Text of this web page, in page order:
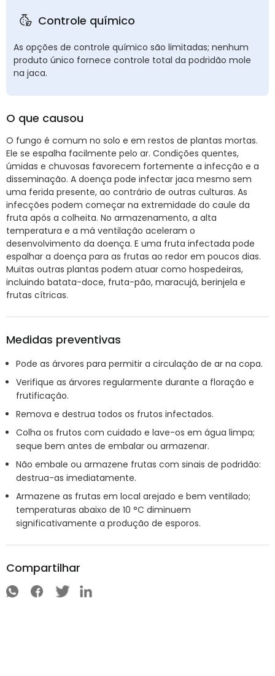
Controle químico
As opções de controle químico são limitadas; nenhum
produto único fornece controle total da podridão mole
na jaca.
O que causou
O fungo é comum no solo e em restos de plantas mortas.
Ele se espalha facilmente pelo ar. Condições quentes,
úmidas e chuvosas favorecem fortemente a infecção e a
disseminação. A doença pode infectar jaca mesmo sem
uma ferida presente, ao contrário de outras culturas. As
infecções podem começar na extremidade do caule da
fruta após a colheita. No armazenamento, a alta
temperatura e a má ventilação aceleram o
desenvolvimento da doença. E uma fruta infectada pode
espalhar a doença para as frutas ao redor em poucos dias.
Muitas outras plantas podem atuar como hospedeiras,
incluindo batata-doce, fruta-pão, maracujá, berinjela e
frutas cítricas.
Medidas preventivas
Pode as árvores para permitir a circulação de ar na copa.
Verifique as árvores regularmente durante a floração e
frutificação.
Remova e destrua todos os frutos infectados.
Colha os frutos com cuidado e lave-os em água limpa;
seque bem antes de embalar ou armazenar.
Não embale ou armazene frutas com sinais de podridão:
destrua-as imediatamente.
Armazene as frutas em local arejado e bem ventilado;
temperaturas abaixo de 10 °C diminuem
significativamente a produção de esporos.
Compartilhar